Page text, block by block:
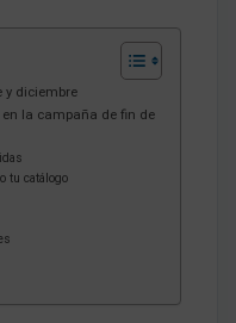
y diciembre
la campaña de fin de
tu catálogo